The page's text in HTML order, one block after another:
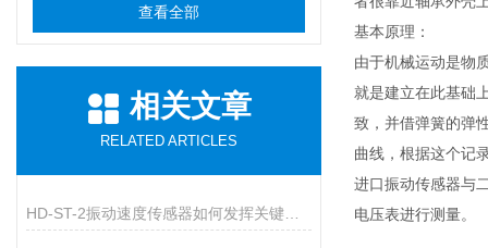
查看全部
相关文章
RELATED ARTICLES
基本原理：
由于机械运动是物
就是建立在此基础
致，并借弹簧的弹
曲线，根据这个记
进口振动传感器与
电压表进行测量。